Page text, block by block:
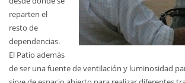
reparten el
resto de
dependencias.
El Patio además
de ser una fuente de ventilación y luminosidad